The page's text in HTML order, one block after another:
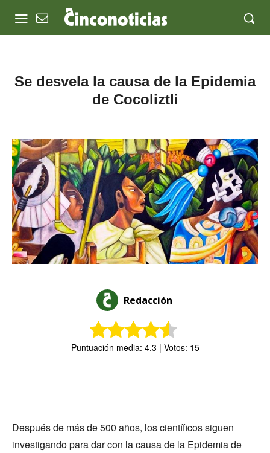
Se desvela la causa de la Epidemia
de Cocoliztli
Redacción
Puntuación media: 4.3 | Votos: 15
Después de más de 500 años, los científicos siguen
investigando para dar con la causa de la Epidemia de